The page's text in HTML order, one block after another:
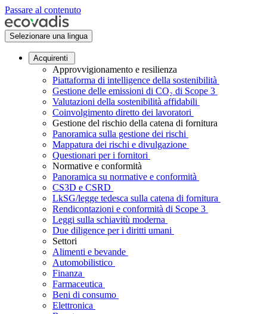
Passare al contenuto
Selezionare una lingua
Acquirenti
Approvvigionamento e resilienza
Piattaforma di intelligence della sostenibilità
Gestione delle emissioni di CO₂ di Scope 3
Valutazioni della sostenibilità affidabili
Coinvolgimento diretto dei lavoratori
Gestione del rischio della catena di fornitura
Panoramica sulla gestione dei rischi
Mappatura dei rischi e divulgazione
Questionari per i fornitori
Normative e conformità
Panoramica su normative e conformità
CS3D e CSRD
LkSG/legge tedesca sulla catena di fornitura
Rendicontazioni e conformità di Scope 3
Leggi sulla schiavitù moderna
Due diligence per i diritti umani
Settori
Alimenti e bevande
Automobilistico
Finanza
Farmaceutica
Beni di consumo
Elettronica